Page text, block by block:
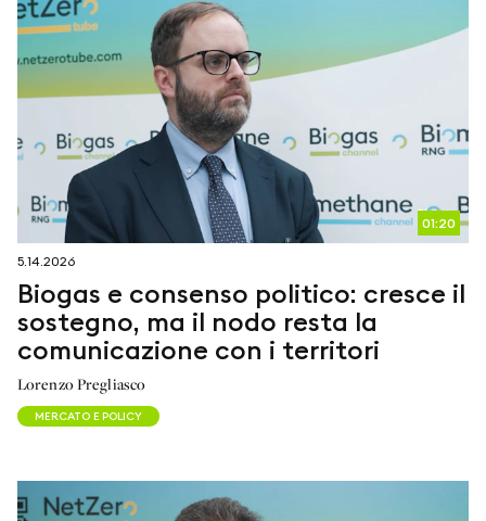
01:20
5.14.2026
Biogas e consenso politico: cresce il
sostegno, ma il nodo resta la
comunicazione con i territori
Lorenzo Pregliasco
MERCATO E POLICY